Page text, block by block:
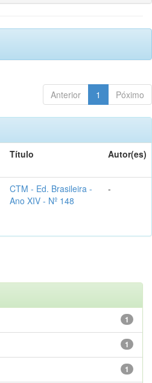
Anterior 1 Póximo
Título Autor(es)
CTM - Ed. Brasileira -
Ano XIV - Nº 148
-
1
1
1